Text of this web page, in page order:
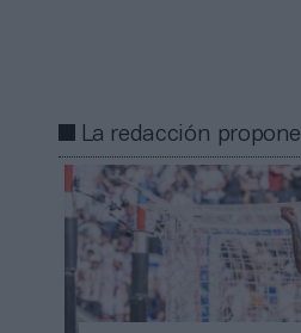
La redacción propone